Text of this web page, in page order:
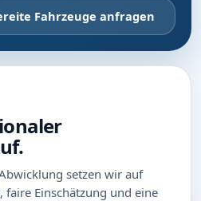
Fahrzeuge anfragen
setzen wir auf
Einschätzung und eine